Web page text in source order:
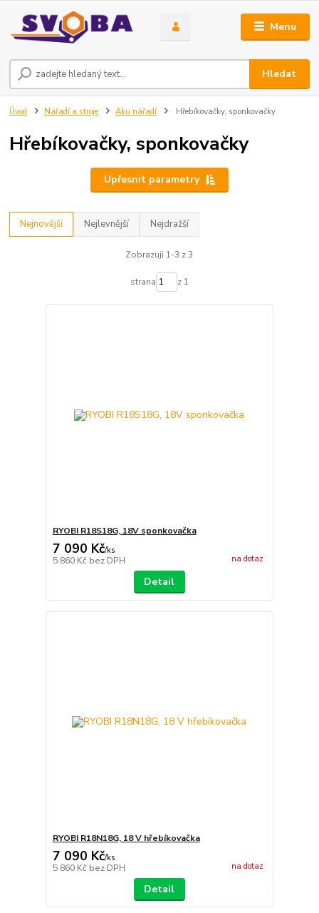
Menu
Hledat
Úvod Nářadí a stroje Aku nářadí Hřebíkovačky, sponkovačky
Hřebíkovačky, sponkovačky
Upřesnit parametry
Nejnovější Nejlevnější Nejdražší
Zobrazuji 1-3 z 3
strana z 1
RYOBI R18S18G, 18V sponkovačka
7 090 Kč/ks
5 860 Kč bez DPH na dotaz
Detail
RYOBI R18N18G, 18 V hřebíkovačka
7 090 Kč/ks
5 860 Kč bez DPH na dotaz
Detail